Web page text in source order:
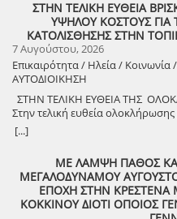
συμμετοχής στο γλέντι: 10 ευρώ
ΣΤΗΝ ΤΕΛΙΚΗ ΕΥΘΕΙΑ
ΥΨΗΛΟΥ ΚΟΣΤΟΥΣ
ΚΑΤΟΛΙΣΘΗΣΗΣ ΣΤΗΝ
7 Αυγούστου, 2026
Επικαιρότητα / Ηλεία /
ΑΥΤΟΔΙΟΙΚΗΣΗ
ΣΤΗΝ ΤΕΛΙΚΗ ΕΥΘΕΙΑ ΤΗΣ
Στην τελική ευθεία ολοκλήρωσης
αποκατάστασης της
προϋπολογισμού 1,25
Λέντζας, μαζί με κλιμάκιο της
της δημοτικής αρχής,
άμεσα και αυστηρά εντός των
χρηματοδοτείται από το
[...]
ΜΕ ΛΑΜΨΗ ΠΑΘΟΣ
ΜΕΓΑΛΟΔΥΝΑΜΟΥ
ΕΠΟΧΗ ΣΤΗΝ
ΚΟΚΚΙΝΟΥ ΔΙΟΤΙ ΟΠΟΙΟΣ